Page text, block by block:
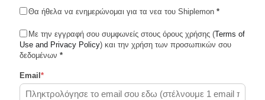
Shiplemon © 2026
Powered by Ghost
Θα ήθελα να ενημερώνομαι για τα νεα του Shiplemon *
Με την εγγραφή σου συμφωνείς στους όρους χρήσης (Terms of
Use and Privacy Policy) και την χρήση των προσωπικών σου
δεδομένων *
Email *